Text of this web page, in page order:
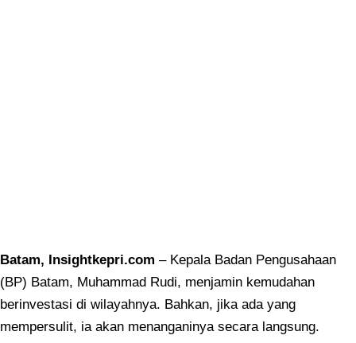
Batam, Insightkepri.com – Kepala Badan Pengusahaan
(BP) Batam, Muhammad Rudi, menjamin kemudahan
berinvestasi di wilayahnya. Bahkan, jika ada yang
mempersulit, ia akan menanganinya secara langsung.